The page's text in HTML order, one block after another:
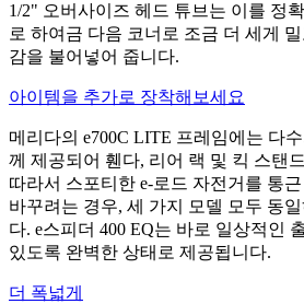
1/2" 오버사이즈 헤드 튜브는 이를 정
로 하여금 다음 코너로 조금 더 세게
감을 불어넣어 줍니다.
아이템을 추가로 장착해보세요
메리다의 e700C LITE 프레임에는 다
께 제공되어 휀다, 리어 랙 및 킥 스탠
따라서 스포티한 e-로드 자전거를 통
바꾸려는 경우, 세 가지 모델 모두 동
다. e스피더 400 EQ는 바로 일상적인
있도록 완벽한 상태로 제공됩니다.
더 폭넓게